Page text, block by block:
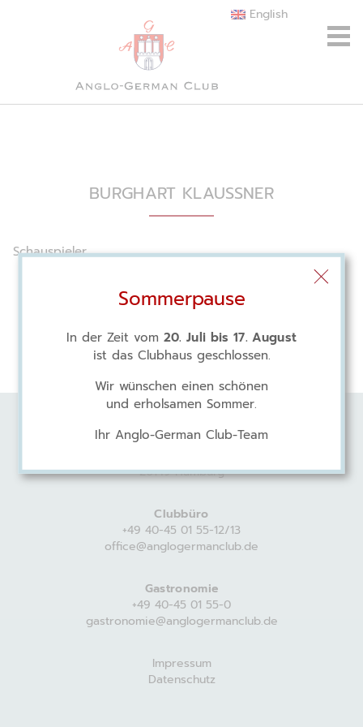
English
BURGHART KLAUSSNER
Schauspieler
Anglo-German Club
20149 Hamburg
Clubbüro
+49 40-45 01 55-12/13
office@anglogermanclub.de
Gastronomie
+49 40-45 01 55-0
gastronomie@anglogermanclub.de
Impressum
Datenschutz
Sommerpause
In der Zeit vom 20. Juli bis 17. August
ist das Clubhaus geschlossen.
Wir wünschen einen schönen
und erholsamen Sommer.
Ihr Anglo-German Club-Team